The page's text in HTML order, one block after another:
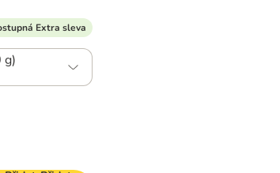
Extra sleva
g)